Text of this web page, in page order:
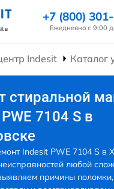
в
+7 (800)
Ежедневно с 9:00
Indesit Каталог
стиральной
7104 S в
Indesit PWE 7104 S в
любой
причины